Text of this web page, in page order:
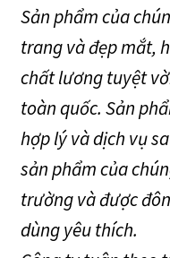
Sản phẩm của
trang và đẹp mắt,
chất lương tuyệt
toàn quốc. Sản
hợp lý và dịch vụ
sản phẩm của
trường và được
dùng yêu thích.